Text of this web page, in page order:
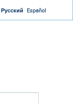
Русский Español